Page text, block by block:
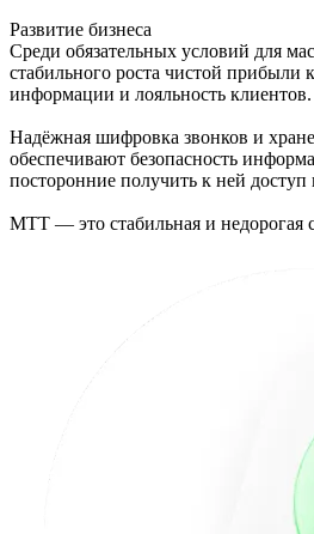
Развитие бизнеса
Среди обязательных условий для
стабильного роста чистой
информации и лояльность клиентов.
Надёжная шифровка звонков и
обеспечивают безопасность
посторонние получить к ней доступ
МТТ — это стабильная и недорогая